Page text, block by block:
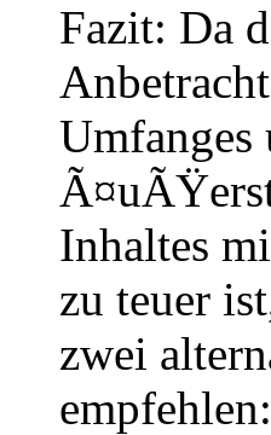
Fazit: Da
Umfanges
Inhaltes
zu teuer
zwei